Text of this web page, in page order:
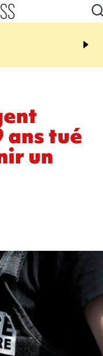
20:17
routière, concours de
ans tué
un